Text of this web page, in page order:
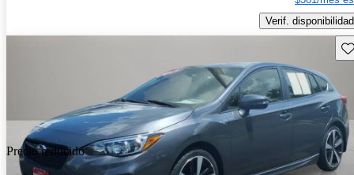
Verif. disponibilidad
Precio reducido